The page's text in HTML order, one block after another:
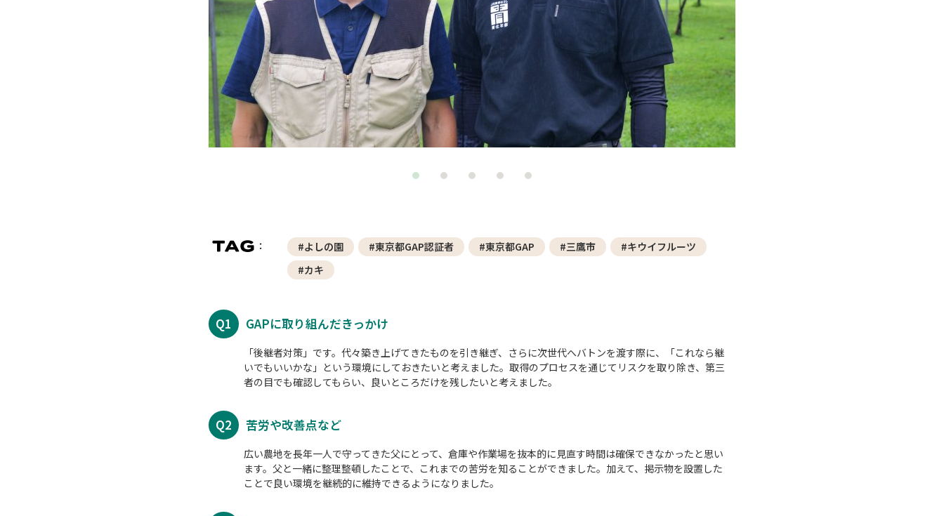
#よしの園 #東京都GAP認証者 #東京都GAP #三鷹市
#キウイフルーツ
#カキ
Q1 GAPに取り組んだきっかけ
「後継者対策」です。代々築き上げてきたものを引き継ぎ、さらに次世代へバトンを渡す際に、「これなら継
いでもいいかな」という環境にしておきたいと考えました。取得のプロセスを通じてリスクを取り除き、第三
者の目でも確認してもらい、良いところだけを残したいと考えました。
Q2 苦労や改善点など
広い農地を長年一人で守ってきた父にとって、倉庫や作業場を抜本的に見直す時間は確保できなかったと思い
ます。父と一緒に整理整頓したことで、これまでの苦労を知ることができました。加えて、掲示物を設置した
ことで良い環境を継続的に維持できるようになりました。